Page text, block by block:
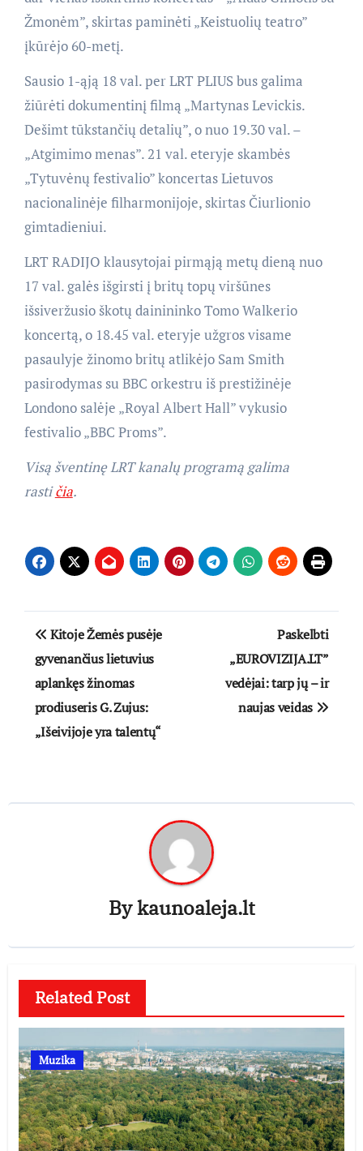
Žmonėm”, skirtas paminėti „Keistuolių teatro”
įkūrėjo 60-metį.
Sausio 1­-ąją 18 val. per LRT PLIUS bus galima
žiūrėti dokumentinį filmą „Martynas Levickis.
Dešimt tūkstančių detalių”, o nuo 19.30 val. –
„Atgimimo menas”. 21 val. eteryje skambės
„Tytuvėnų festivalio” koncertas Lietuvos
nacionalinėje filharmonijoje, skirtas Čiurlionio
gimtadieniui.
LRT RADIJO klausytojai pirmąją metų dieną nuo
17 val. galės išgirsti į britų topų viršūnes
išsiveržusio škotų dainininko Tomo Walkerio
koncertą, o 18.45 val. eteryje užgros visame
pasaulyje žinomo britų atlikėjo Sam Smith
pasirodymas su BBC orkestru iš prestižinėje
Londono salėje „Royal Albert Hall” vykusio
festivalio „BBC Proms”.
Visą šventinę LRT kanalų programą galima
rastičia.
Navigacija
tarp
įrašų
Kitoje Žemės pusėje
gyvenančius lietuvius
aplankęs žinomas
prodiuseris G. Zujus:
„Išeivijoje yra talentų“
Paskelbti
„EUROVIZIJA.LT”
vedėjai: tarp jų – ir
naujas veidas
Bykaunoaleja.lt
Related Post
Muzika